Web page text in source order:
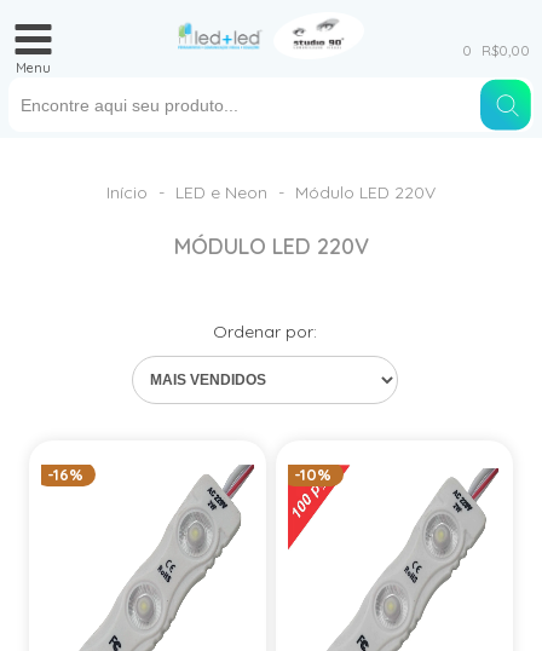
Menu
0 R$0,00
Início - LED e Neon - Módulo LED 220V
MÓDULO LED 220V
Ordenar por:
-16% -10%